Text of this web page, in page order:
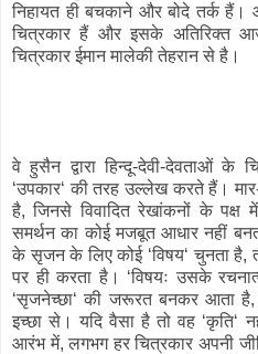
निहायत ही बचकाने और बोदे तर्क हैं।
चित्रकार हैं और इसके अतिरिक्त आज
चित्रकार ईमान मालेकी तेहरान से है।
वे हुसैन द्वारा हिन्दू-देवी-देवताओं के
‘उपकार‘ की तरह उल्लेख करते हैं।
है, जिनसे विवादित रेखांकनों के पक्ष में
समर्थन का कोई मजबूत आधार नहीं
के सृजन के लिए कोई ‘विषय‘ चुनता है,
पर ही करता है। ‘विषयः उसके
‘सृजनेच्छा‘ की जरूरत बनकर आता
इच्छा से। यदि वैसा है तो वह ‘कृति‘
आरंभ में, लगभग हर चित्रकार अपनी